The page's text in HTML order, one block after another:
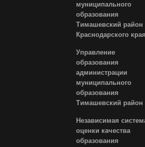
муниципального
образования
Тимашевский район
Краснодарского края
Управление
образования
администрации
муниципального
образования
Тимашевский район
Независимая
оценки качества
образования